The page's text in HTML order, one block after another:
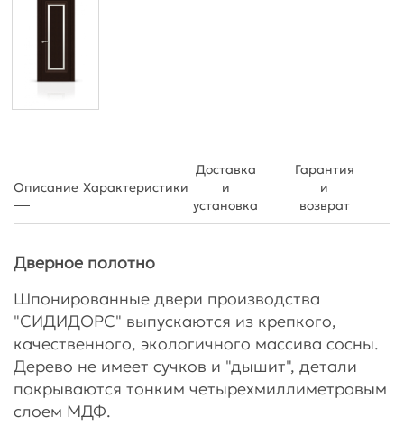
Описание Характеристики
Доставка
и
установка
Гарантия
и
возврат
Дверное полотно
Шпонированные двери производства
"СИДИДОРС" выпускаются из крепкого,
качественного, экологичного массива сосны.
Дерево не имеет сучков и "дышит", детали
покрываются тонким четырехмиллиметровым
слоем МДФ.